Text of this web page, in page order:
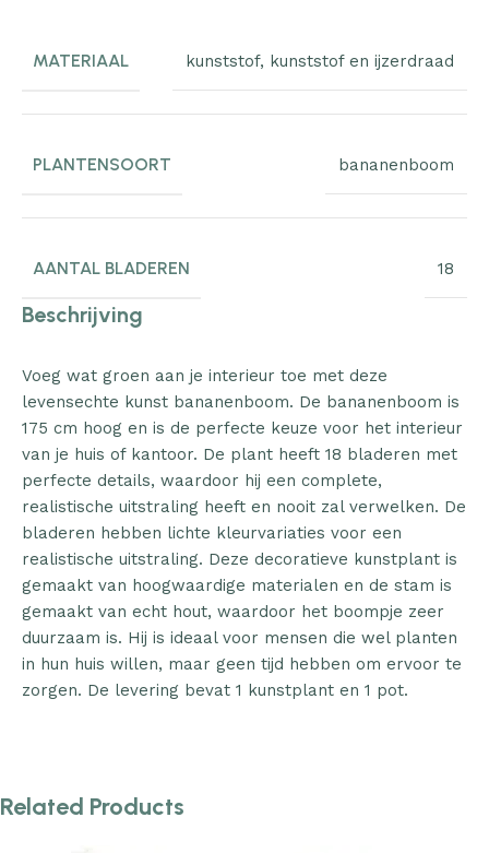
MATERIAAL kunststof, kunststof en ijzerdraad
PLANTENSOORT bananenboom
AANTAL BLADEREN 18
Beschrijving
Voeg wat groen aan je interieur toe met deze
levensechte kunst bananenboom. De bananenboom is
175 cm hoog en is de perfecte keuze voor het interieur
van je huis of kantoor. De plant heeft 18 bladeren met
perfecte details, waardoor hij een complete,
realistische uitstraling heeft en nooit zal verwelken. De
bladeren hebben lichte kleurvariaties voor een
realistische uitstraling. Deze decoratieve kunstplant is
gemaakt van hoogwaardige materialen en de stam is
gemaakt van echt hout, waardoor het boompje zeer
duurzaam is. Hij is ideaal voor mensen die wel planten
in hun huis willen, maar geen tijd hebben om ervoor te
zorgen. De levering bevat 1 kunstplant en 1 pot.
Related Products